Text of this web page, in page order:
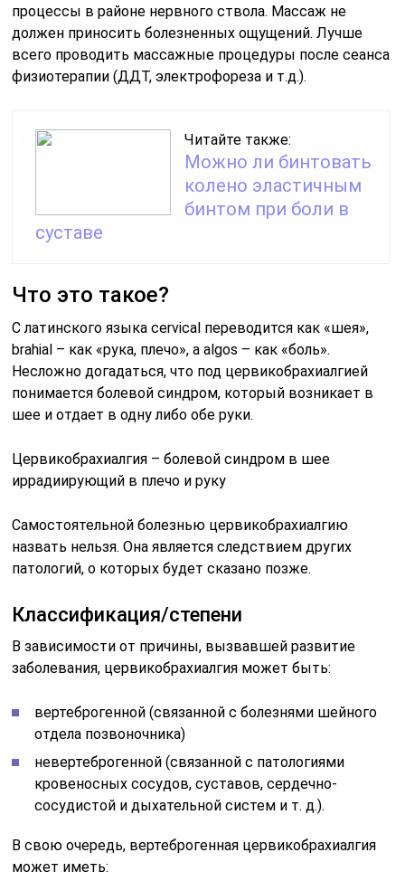
процессы в районе нервного ствола. Массаж не
должен приносить болезненных ощущений. Лучше
всего проводить массажные процедуры после сеанса
физиотерапии (ДДТ, электрофореза и т.д.).
Читайте также:
Можно ли бинтовать
колено эластичным
бинтом при боли в
суставе
Что это такое?
С латинского языка cervical переводится как «шея»,
brahial – как «рука, плечо», а algos – как «боль».
Несложно догадаться, что под цервикобрахиалгией
понимается болевой синдром, который возникает в
шее и отдает в одну либо обе руки.
Цервикобрахиалгия – болевой синдром в шее
иррадиирующий в плечо и руку
Самостоятельной болезнью цервикобрахиалгию
назвать нельзя. Она является следствием других
патологий, о которых будет сказано позже.
Классификация/степени
В зависимости от причины, вызвавшей развитие
заболевания, цервикобрахиалгия может быть:
вертеброгенной (связанной с болезнями шейного
отдела позвоночника)
невертеброгенной (связанной с патологиями
кровеносных сосудов, суставов, сердечно-
сосудистой и дыхательной систем и т. д.).
В свою очередь, вертеброгенная цервикобрахиалгия
может иметь: